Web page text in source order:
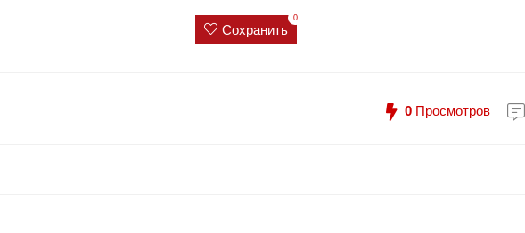
Сохранить
0
0 Просмотров